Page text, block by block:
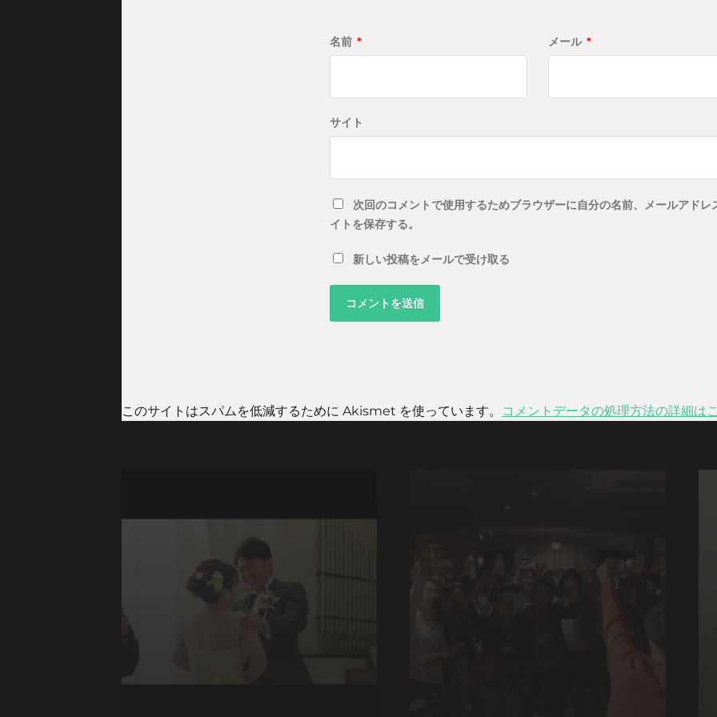
名前 * メール *
サイト
次回のコメントで使用するためブラウザーに自分の名前、メールアドレ
イトを保存する。
新しい投稿をメールで受け取る
このサイトはスパムを低減するために Akismet を使っています。 コメントデータの処理方法の詳細は